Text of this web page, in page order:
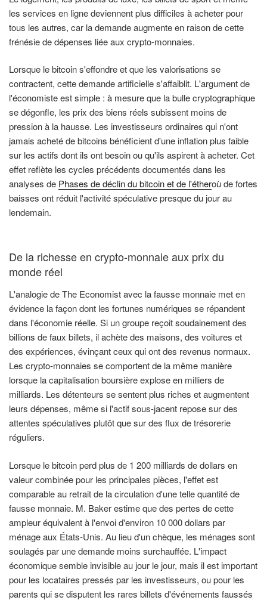
les services en ligne deviennent plus difficiles à acheter pour
tous les autres, car la demande augmente en raison de cette
frénésie de dépenses liée aux crypto-monnaies.
Lorsque le bitcoin s'effondre et que les valorisations se
contractent, cette demande artificielle s'affaiblit. L'argument de
l'économiste est simple : à mesure que la bulle cryptographique
se dégonfle, les prix des biens réels subissent moins de
pression à la hausse. Les investisseurs ordinaires qui n'ont
jamais acheté de bitcoins bénéficient d'une inflation plus faible
sur les actifs dont ils ont besoin ou qu'ils aspirent à acheter. Cet
effet reflète les cycles précédents documentés dans les
analyses de Phases de déclin du bitcoin et de l'étheroù de fortes
baisses ont réduit l'activité spéculative presque du jour au
lendemain.
De la richesse en crypto-monnaie aux prix du
monde réel
L'analogie de The Economist avec la fausse monnaie met en
évidence la façon dont les fortunes numériques se répandent
dans l'économie réelle. Si un groupe reçoit soudainement des
billions de faux billets, il achète des maisons, des voitures et
des expériences, évinçant ceux qui ont des revenus normaux.
Les crypto-monnaies se comportent de la même manière
lorsque la capitalisation boursière explose en milliers de
milliards. Les détenteurs se sentent plus riches et augmentent
leurs dépenses, même si l'actif sous-jacent repose sur des
attentes spéculatives plutôt que sur des flux de trésorerie
réguliers.
Lorsque le bitcoin perd plus de 1 200 milliards de dollars en
valeur combinée pour les principales pièces, l'effet est
comparable au retrait de la circulation d'une telle quantité de
fausse monnaie. M. Baker estime que des pertes de cette
ampleur équivalent à l'envoi d'environ 10 000 dollars par
ménage aux États-Unis. Au lieu d'un chèque, les ménages sont
soulagés par une demande moins surchauffée. L'impact
économique semble invisible au jour le jour, mais il est important
pour les locataires pressés par les investisseurs, ou pour les
parents qui se disputent les rares billets d'événements faussés